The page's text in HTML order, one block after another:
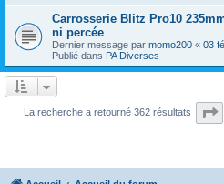
Carrosserie Blitz Pro10
ni percée
Dernier message par momo200 « 03
Publié dans PA Diverses
La recherche a retourné 362 résultats